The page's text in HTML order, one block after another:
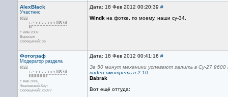
AlexBlack
Участник
с июн 2007
Воронеж
Сообщений: 36
Дата: 18 Фев 2012 00:20:39 #
Windk на фотке, по моему, наши су-34.
Фотограф
Модератор раздела
с янв 2006
Чкаловский-Круг
Сообщений: 25077
Дата: 18 Фев 2012 00:41:16 #
За 50 минут механики успевают залить в Су-27
видео смотреть с 2:10
Babrak
Вот ещё оттуда: